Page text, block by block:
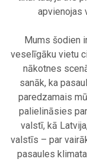
apvienojas
Mums šodien
veselīgāku vietu
nākotnes
sanāk, ka
paredzamais
palielināsies
valstī, kā
valstīs – par
pasaules